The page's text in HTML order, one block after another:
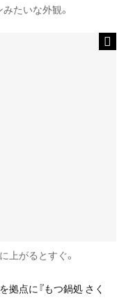
たいな外観。
上がるとすぐ。
拠点に『もつ鍋処 さく